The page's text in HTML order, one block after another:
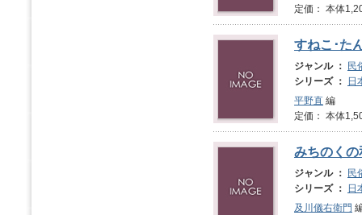
定価： 本体
すねこ･た
ジャンル ：
民
シリーズ ：
日
平野直 編
定価： 本体
みちのくの
ジャンル ：
民
シリーズ ：
日
及川儀右衛門